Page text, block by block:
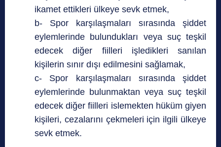
ikamet ettikleri ülkeye sevk etmek,
b- Spor karşılaşmaları sırasında şiddet
eylemlerinde bulundukları veya suç teşkil
edecek diğer fiilleri işledikleri sanılan
kişilerin sınır dışı edilmesini sağlamak,
c- Spor karşılaşmaları sırasında şiddet
eylemlerinde bulunmaktan veya suç teşkil
edecek diğer fiilleri islemekten hüküm giyen
kişileri, cezalarını çekmeleri için ilgili ülkeye
sevk etmek.